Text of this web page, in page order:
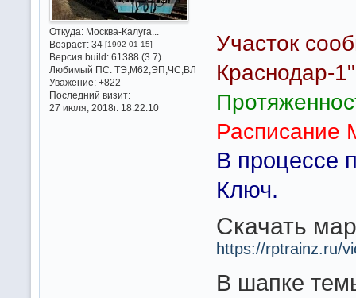
Откуда:Москва-Калуга...
Возраст:34 [1992-01-15]
Версия build:61388 (3.7)...
Любимый ПС:ТЭ,М62,ЭП,ЧС,ВЛ
Уважение: +822
Последний визит:
27 июля, 2018г. 18:22:10
Участок
Краснодар-
Расписание
В процессе
Ключ.
Скачать
https://rptrainz.ru/
В шапке